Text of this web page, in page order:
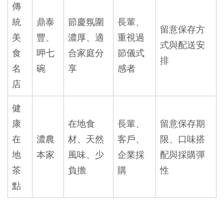
傳
統
美
食
名
店
鼎泰
豐、
呷七
碗
節慶氛圍
濃厚、適
合家庭分
享
長輩、
重視過
節儀式
感者
留意保存方
式與配送安
排
健
康
在
地
茶
點
濃農
本家
在地食
材、天然
風味、少
負擔
長輩、
客戶、
企業採
購
留意保存期
限、口味搭
配與採購彈
性